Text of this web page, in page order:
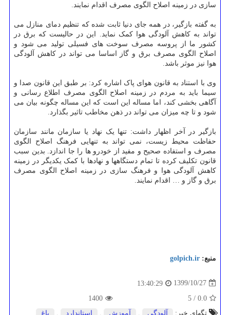
سازی در زمینه اصلاح الگوی مصرف اقدام نمایند.
به گفته بازگیر، در همه جای دنیا ثابت شده که تنظیم دمای منازل می
تواند به کاهش آلودگی هوا کمک نماید. این در حالیست که برق در
کشور ما از پروسه مصرف سوخت های فسیلی تولید می شود و
اصلاح الگوی مصرف برق و گاز اساسا می تواند در کاهش آلودگی
هوا نیز موثر باشد.
وی با استناد به قانون هوای پاک اشاره کرد: بر طبق این قانون صدا و
سیما باید به مردم در زمینه اصلاح الگوی مصرف اطلاع رسانی و
آگاهی بخشی کند، اما مساله این است که این مساله چگونه بیان می
شود و تا چه میزان می تواند در ذهن مخاطب تاثیر بگذارد.
بازگیر در آخر اظهار داشت: تنها یک نهاد یا سازمان مانند سازمان
حفاظت محیط زیست، نمی تواند به تنهایی فرهنگ اصلاح الگوی
مصرف و استفاده صحیح و مفید از خودرو ها را جا اندازد. بدین سبب
قانون تکلیف کرده تا تمام دستگاهها و نهادها با کمک یکدیگر در زمینه
کاهش آلودگی هوا و فرهنگ سازی در زمینه اصلاح الگوی مصرف
برق و گاز و … اقدام نمایند.
منبع: golpich.ir
1399/10/27
13:40:29
0.0
/
5
1400
تگهای خبر:
آلودگی , آموزش , استاندارد , باغ